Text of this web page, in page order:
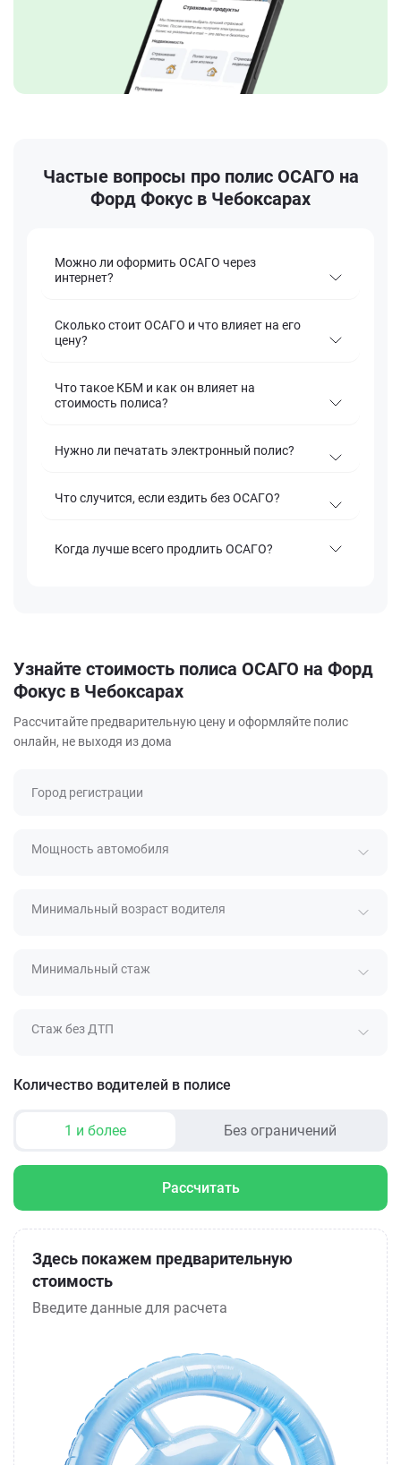
Частые вопросы про полис ОСАГО на
Форд Фокус в Чебоксарах
Можно ли оформить ОСАГО через
интернет?
Сколько стоит ОСАГО и что влияет на его
цену?
Что такое КБМ и как он влияет на
стоимость полиса?
Нужно ли печатать электронный полис?
Что случится, если ездить без ОСАГО?
Когда лучше всего продлить ОСАГО?
Узнайте стоимость полиса ОСАГО на Форд
Фокус в Чебоксарах
Рассчитайте предварительную цену и оформляйте полис
онлайн, не выходя из дома
Город регистрации
Мощность автомобиля
Минимальный возраст водителя
Минимальный стаж
Стаж без ДТП
Количество водителей в полисе
1 и более Без ограничений
Рассчитать
Здесь покажем предварительную
стоимость
Введите данные для расчета